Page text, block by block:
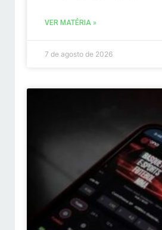
VER MATÉRIA »
7 de agosto de 2026